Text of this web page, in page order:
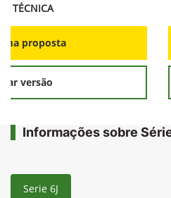
TÉCNICA
proposta
versão
Informações sobre
Serie 6J